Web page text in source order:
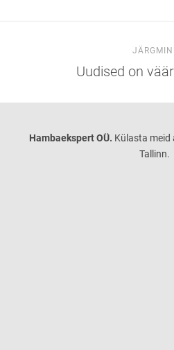
Uudised on
Hambaekspert OÜ. Külasta meid
Tallinn.